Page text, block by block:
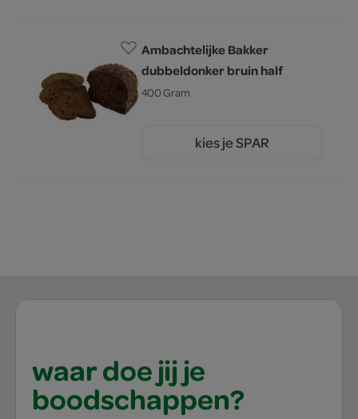
Ambachtelijke Bakker
dubbeldonker bruin half
400 Gram
kies je SPAR
waar doe jij je
boodschappen?